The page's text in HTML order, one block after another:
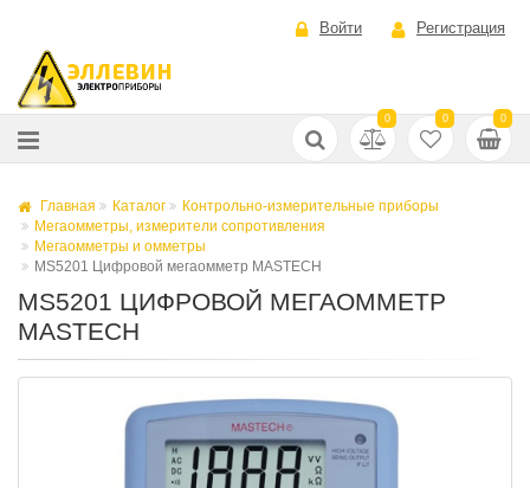
Войти Регистрация
0 0 0
Главная Каталог
Контрольно-измерительные приборы
Мегаомметры, измерители сопротивления
Мегаомметры и омметры
MS5201 Цифровой мегаомметр MASTECH
MS5201 ЦИФРОВОЙ МЕГАОММЕТР
MASTECH